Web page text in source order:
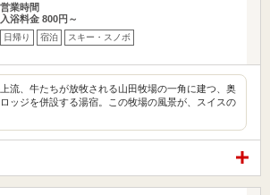
営業時間
入浴料金 800円～
日帰り 宿泊 スキー・スノボ
流、牛たちが放牧される山田牧場の一角に建つ、奥
ッジを併設する湯宿。この牧場の風景が、スイスの